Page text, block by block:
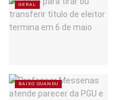
GERAL
BAIXO GUANDU